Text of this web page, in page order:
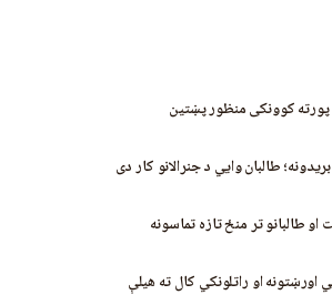
پورته کوونکی منظور پښتین
طالبان وايي د جنرالانو کار دی
طالبانو تر منځ تازه تماسونه
او راتلونکي کال ته هیلې